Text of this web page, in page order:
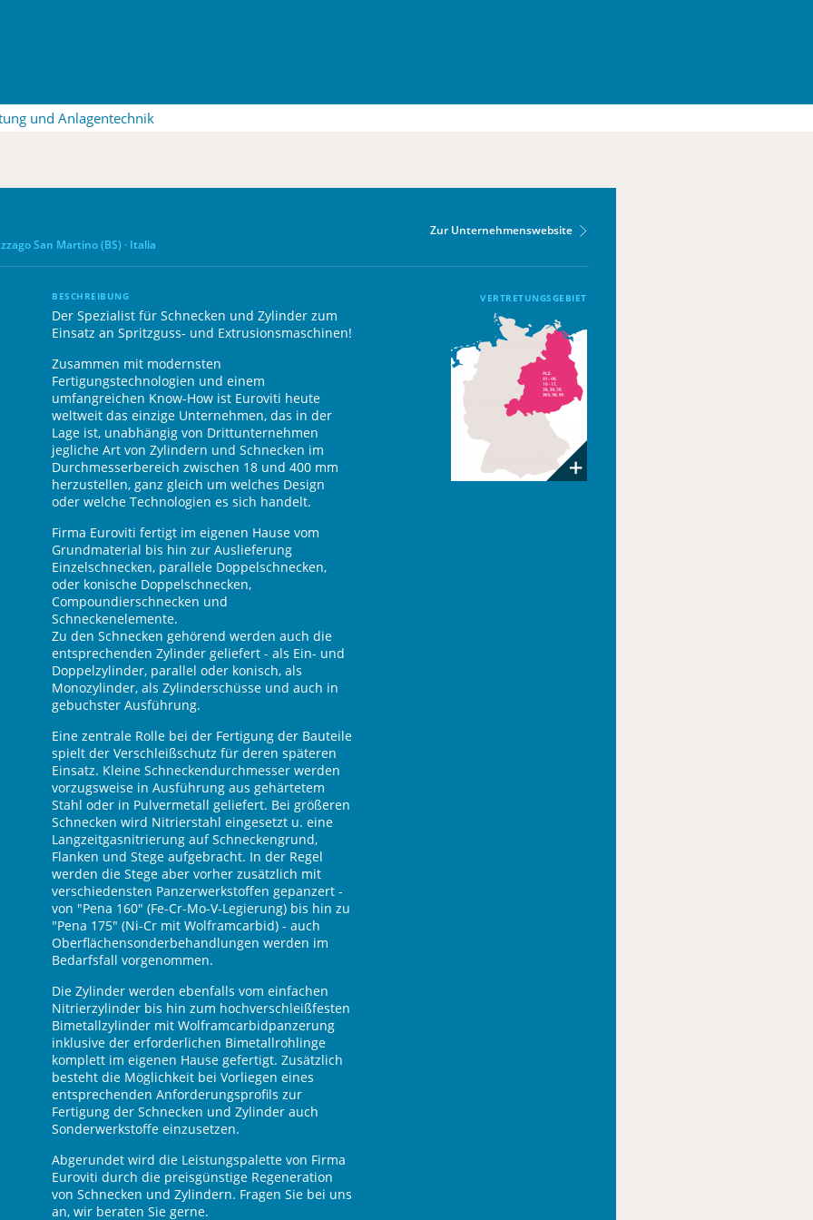
und Anlagentechnik
San Martino (BS) · Italia
Zur Unternehmenswebsite
BESCHREIBUNG
Der Spezialist für Schnecken und Zylinder zum
Einsatz an Spritzguss- und Extrusionsmaschinen!
Zusammen mit modernsten
Fertigungstechnologien und einem
umfangreichen Know-How ist Euroviti heute
weltweit das einzige Unternehmen, das in der
Lage ist, unabhängig von Drittunternehmen
jegliche Art von Zylindern und Schnecken im
Durchmesserbereich zwischen 18 und 400 mm
herzustellen, ganz gleich um welches Design
oder welche Technologien es sich handelt.
Firma Euroviti fertigt im eigenen Hause vom
Grundmaterial bis hin zur Auslieferung
Einzelschnecken, parallele Doppelschnecken,
oder konische Doppelschnecken,
Compoundierschnecken und
Schneckenelemente.
Zu den Schnecken gehörend werden auch die
entsprechenden Zylinder geliefert - als Ein- und
Doppelzylinder, parallel oder konisch, als
Monozylinder, als Zylinderschüsse und auch in
gebuchster Ausführung.
Eine zentrale Rolle bei der Fertigung der Bauteile
spielt der Verschleißschutz für deren späteren
Einsatz. Kleine Schneckendurchmesser werden
vorzugsweise in Ausführung aus gehärtetem
Stahl oder in Pulvermetall geliefert. Bei größeren
Schnecken wird Nitrierstahl eingesetzt u. eine
Langzeitgasnitrierung auf Schneckengrund,
Flanken und Stege aufgebracht. In der Regel
werden die Stege aber vorher zusätzlich mit
verschiedensten Panzerwerkstoffen gepanzert -
von "Pena 160" (Fe-Cr-Mo-V-Legierung) bis hin zu
"Pena 175" (Ni-Cr mit Wolframcarbid) - auch
Oberflächensonderbehandlungen werden im
Bedarfsfall vorgenommen.
Die Zylinder werden ebenfalls vom einfachen
Nitrierzylinder bis hin zum hochverschleißfesten
Bimetallzylinder mit Wolframcarbidpanzerung
inklusive der erforderlichen Bimetallrohlinge
komplett im eigenen Hause gefertigt. Zusätzlich
besteht die Möglichkeit bei Vorliegen eines
entsprechenden Anforderungsprofils zur
Fertigung der Schnecken und Zylinder auch
Sonderwerkstoffe einzusetzen.
Abgerundet wird die Leistungspalette von Firma
Euroviti durch die preisgünstige Regeneration
von Schnecken und Zylindern. Fragen Sie bei uns
an, wir beraten Sie gerne.
VERTRETUNGSGEBIET